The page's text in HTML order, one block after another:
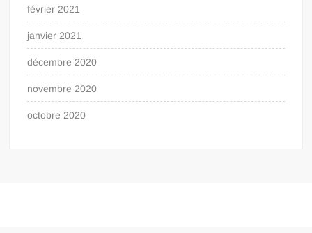
février 2021
janvier 2021
décembre 2020
novembre 2020
octobre 2020